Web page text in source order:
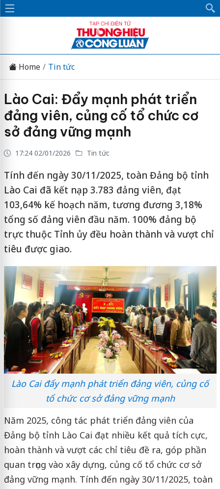
Home Tin tức
Lào Cai: Đẩy mạnh phát triển
đảng viên, củng cố tổ chức cơ
sở đảng vững mạnh
17:24 02/01/2026 Tin tức
Tính đến ngày 30/11/2025, toàn Đảng bộ tỉnh
Lào Cai đã kết nạp 3.783 đảng viên, đạt
103,64% kế hoạch năm, tương đương 3,18%
tổng số đảng viên đầu năm. 100% đảng bộ
trực thuộc Tỉnh ủy đều hoàn thành và vượt chỉ
tiêu được giao.
Lào Cai đẩy mạnh phát triển đảng viên, củng cố
tổ chức cơ sở đảng vững mạnh
Năm 2025, công tác phát triển đảng viên của
Đảng bộ tỉnh Lào Cai đạt nhiều kết quả tích cực,
hoàn thành và vượt các chỉ tiêu đề ra, góp phần
quan trọng vào xây dựng, củng cố tổ chức cơ sở
đảng vững mạnh. Tính đến ngày 30/11/2025, toàn